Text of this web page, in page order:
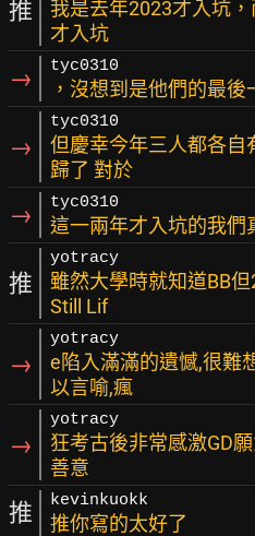
推
我是去年2023才入坑
才入坑
→ tyc0310
，沒想到是他們的最後
→
tyc0310
但慶幸今年三人都各自
歸了 對於
→ tyc0310
這一兩年才入坑的我們
推
yotracy
雖然大學時就知道BB
Still Lif
→
yotracy
e陷入滿滿的遺憾,很難
以言喻,瘋
→
yotracy
狂考古後非常感激GD
善意
推 kevinkuokk
推你寫的太好了